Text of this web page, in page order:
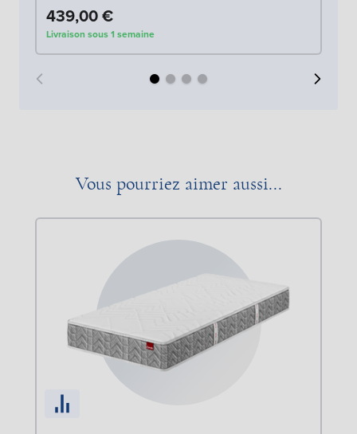
439,00 €
Livraison sous 1 semaine
Vous pourriez aimer aussi...